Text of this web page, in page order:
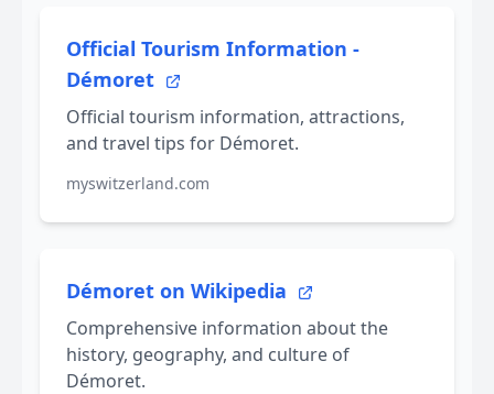
Official Tourism Information -
Démoret
Official tourism information, attractions,
and travel tips for Démoret.
myswitzerland.com
Démoret on Wikipedia
Comprehensive information about the
history, geography, and culture of
Démoret.